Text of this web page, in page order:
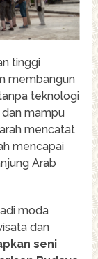
tinggi
membangun
teknologi
dan mampu
mencatat
mencapai
Arab
moda
dan
seni